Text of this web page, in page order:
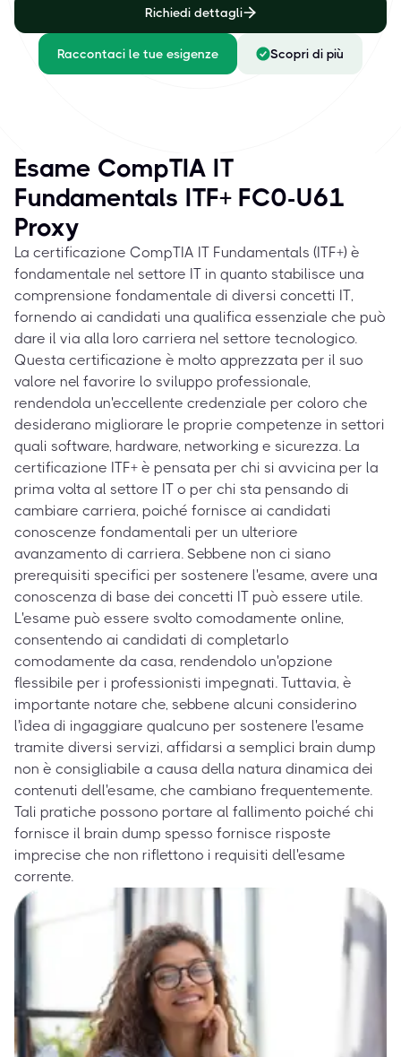
Richiedi dettagli
Raccontaci le tue esigenze Scopri di più
Esame CompTIA IT
Fundamentals ITF+ FC0-U61
Proxy
La certificazione CompTIA IT Fundamentals (ITF+) è
fondamentale nel settore IT in quanto stabilisce una
comprensione fondamentale di diversi concetti IT,
fornendo ai candidati una qualifica essenziale che può
dare il via alla loro carriera nel settore tecnologico.
Questa certificazione è molto apprezzata per il suo
valore nel favorire lo sviluppo professionale,
rendendola un'eccellente credenziale per coloro che
desiderano migliorare le proprie competenze in settori
quali software, hardware, networking e sicurezza. La
certificazione ITF+ è pensata per chi si avvicina per la
prima volta al settore IT o per chi sta pensando di
cambiare carriera, poiché fornisce ai candidati
conoscenze fondamentali per un ulteriore
avanzamento di carriera. Sebbene non ci siano
prerequisiti specifici per sostenere l'esame, avere una
conoscenza di base dei concetti IT può essere utile.
L'esame può essere svolto comodamente online,
consentendo ai candidati di completarlo
comodamente da casa, rendendolo un'opzione
flessibile per i professionisti impegnati. Tuttavia, è
importante notare che, sebbene alcuni considerino
l'idea di ingaggiare qualcuno per sostenere l'esame
tramite diversi servizi, affidarsi a semplici brain dump
non è consigliabile a causa della natura dinamica dei
contenuti dell'esame, che cambiano frequentemente.
Tali pratiche possono portare al fallimento poiché chi
fornisce il brain dump spesso fornisce risposte
imprecise che non riflettono i requisiti dell'esame
corrente.